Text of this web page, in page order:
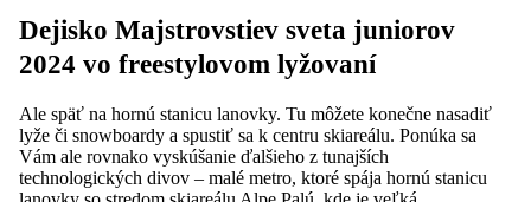
Dejisko Majstrovstiev sveta juniorov
2024 vo freestylovom lyžovaní
Ale späť na hornú stanicu lanovky. Tu môžete konečne nasadiť
lyže či snowboardy a spustiť sa k centru skiareálu. Ponúka sa
Vám ale rovnako vyskúšanie ďalšieho z tunajších
technologických divov – malé metro, ktoré spája hornú stanicu